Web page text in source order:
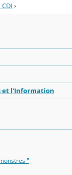
CDI ›
et l'Information
"